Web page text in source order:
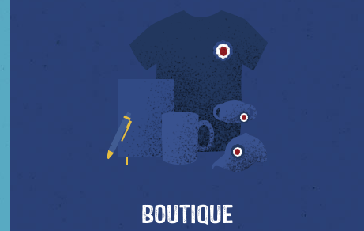
Boutique